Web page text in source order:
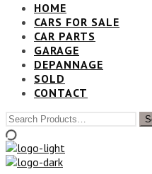
HOME
CARS FOR SALE
CAR PARTS
GARAGE
DEPANNAGE
SOLD
CONTACT